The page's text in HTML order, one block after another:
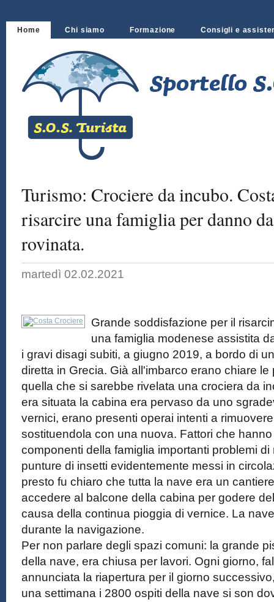
Home Chi siamo Formazione Consigli e
Turismo: Crociere da incubo.
risarcire una famiglia per danno
rovinata.
martedì 02.02.2021
Grande soddisfazione per il
una famiglia modenese assistita
i gravi disagi subiti, a giugno 2019, a bordo di
diretta in Grecia. Già all'imbarco erano chiare le
quella che si sarebbe rivelata una crociera da
era situata la cabina era pervaso da uno
vernici, erano presenti operai intenti a
sostituendola con una nuova. Fattori che
componenti della famiglia importanti problemi
punture di insetti evidentemente messi in
presto fu chiaro che tutta la nave era un
accedere al balcone della cabina per godere
causa della continua pioggia di vernice. La
durante la navigazione.
Per non parlare degli spazi comuni: la grande
della nave, era chiusa per lavori. Ogni giorno,
annunciata la riapertura per il giorno
una settimana i 2800 ospiti della nave si son